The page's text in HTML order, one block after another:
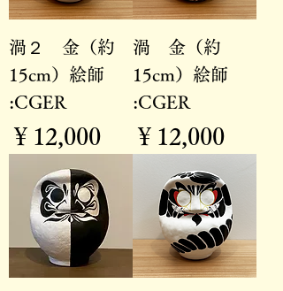
渦２ 金（約
15cm）絵師
:CGER
価格
￥12,000
渦 金（約
15cm）絵師
:CGER
価格
￥12,000